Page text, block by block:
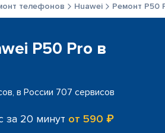
телефонов Huawei Ремонт P50
P50 Pro в
в России 707 сервисов
за 20 минут от 590 ₽